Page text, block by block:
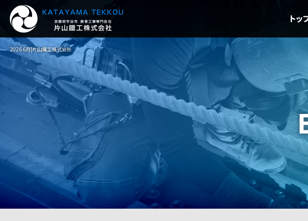
2026 6月|片山鐵工株式会社